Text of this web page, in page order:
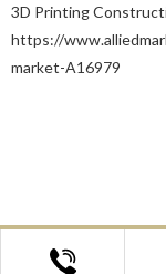
3D Printing
https://
market-A16979